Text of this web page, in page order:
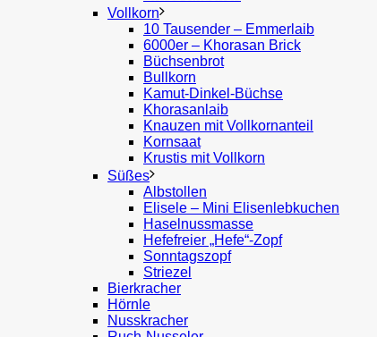
Vollkorn
10 Tausender – Emmerlaib
6000er – Khorasan Brick
Büchsenbrot
Bullkorn
Kamut-Dinkel-Büchse
Khorasanlaib
Knauzen mit Vollkornanteil
Kornsaat
Krustis mit Vollkorn
Süßes
Albstollen
Elisele – Mini Elisenlebkuchen
Haselnussmasse
Hefefreier „Hefe“-Zopf
Sonntagszopf
Striezel
Bierkracher
Hörnle
Nusskracher